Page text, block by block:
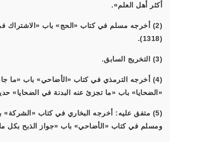
أكثر أهل العلم».
(2) أخرجه مسلم في كتاب «الحج» باب «الاشتراك
(1318).
(3) التخريج السابق.
«الضحايا» باب «ما تجزئ عنه البدنة في الضحايا» حديث (4392). وقال الترمذي: «حديث ابن عباس
ومسلم في كتاب «الأضاحي» باب «جواز الذبح بكل ما